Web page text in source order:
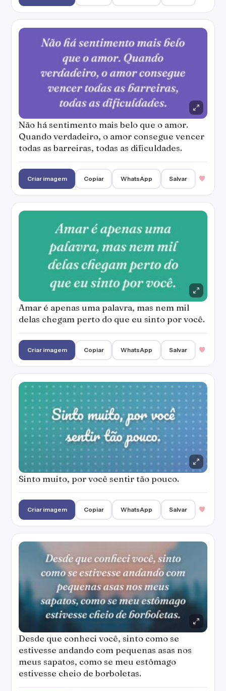
Não há sentimento mais belo que o amor.
Quando verdadeiro, o amor consegue vencer
todas as barreiras, todas as dificuldades.
Criar imagem Copiar WhatsApp Salvar
Amar é apenas uma palavra, mas nem mil
delas chegam perto do que eu sinto por você.
Criar imagem Copiar WhatsApp Salvar
Sinto muito, por você sentir tão pouco.
Criar imagem Copiar WhatsApp Salvar
Desde que conheci você, sinto como se
estivesse andando com pequenas asas nos
meus sapatos, como se meu estômago
estivesse cheio de borboletas.